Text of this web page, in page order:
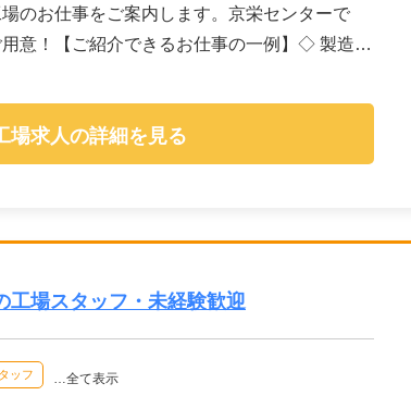
のお仕事をご案内します。京栄センターで
意！【ご紹介できるお仕事の一例】◇ 製造ラ
場求人の詳細を見る
工場スタッフ・未経験歓迎
ッフ …全て表示